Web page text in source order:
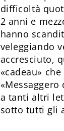
difficoltà
2 anni e
hanno
veleggiando
accresciuto,
«cadeau»
a tanti altri
sotto tutti gli